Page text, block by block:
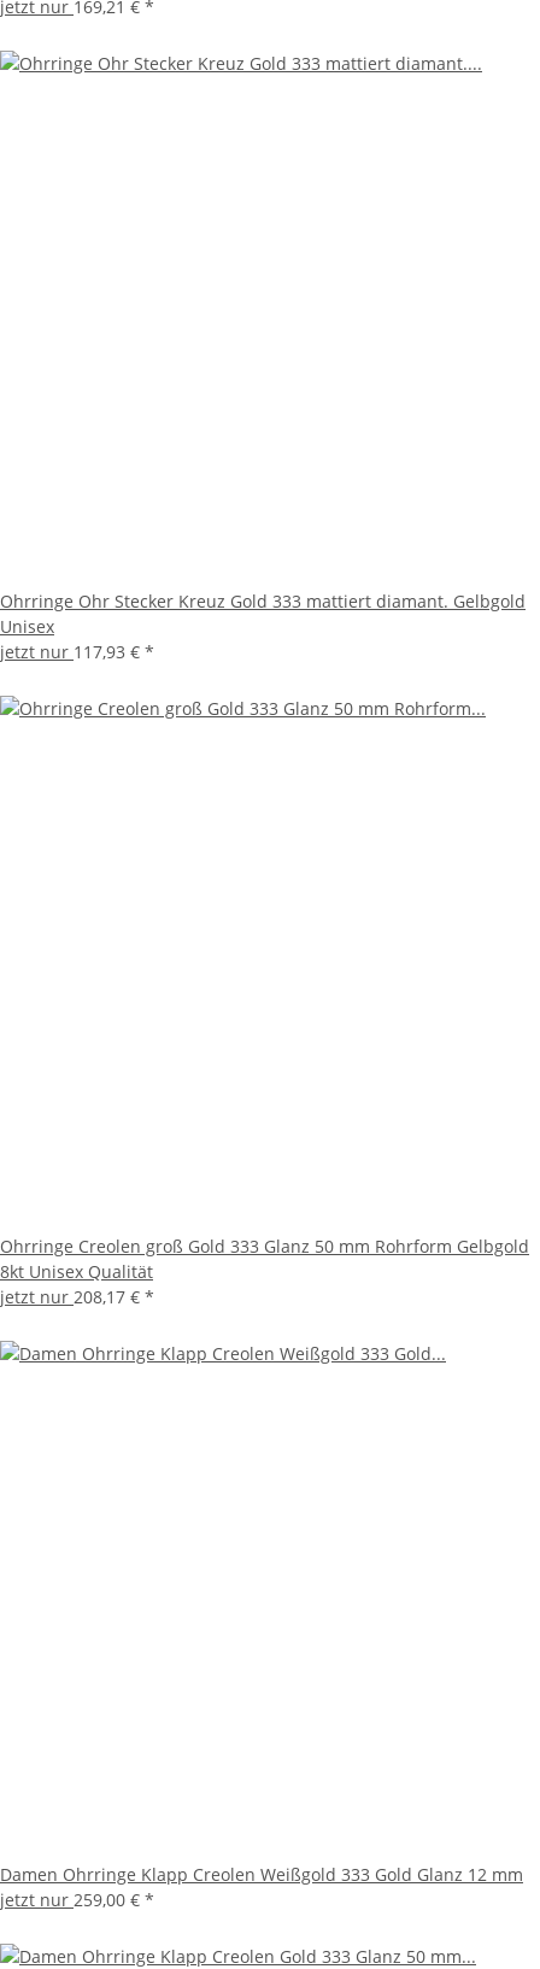
jetzt nur 169,21 € *
Ohrringe Ohr Stecker Kreuz Gold 333 mattiert diamant. Gelbgold
Unisex
jetzt nur 117,93 € *
Ohrringe Creolen groß Gold 333 Glanz 50 mm Rohrform Gelbgold
8kt Unisex Qualität
jetzt nur 208,17 € *
Damen Ohrringe Klapp Creolen Weißgold 333 Gold Glanz 12 mm
jetzt nur 259,00 € *